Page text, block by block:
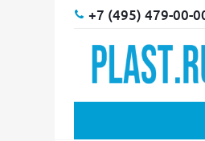
+7 (495) 479-00-